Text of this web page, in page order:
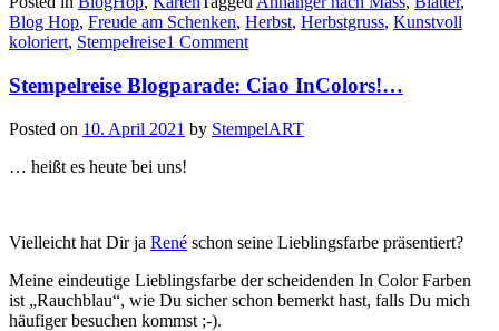
August
–
neue
Minikatalog…“
Blog Hop, Freude am Schenken, Herbst, Herbstgruss, Kunstvoll
koloriert, Stempelreise1 Comment
Stempelreise Blogparade: Ciao InColors!…
Posted on 10. April 2021 by StempelART
… heißt es heute bei uns!
Vielleicht hat Dir ja René schon seine Lieblingsfarbe präsentiert?
Meine eindeutige Lieblingsfarbe der scheidenden In Color Farben
ist „Rauchblau“, wie Du sicher schon bemerkt hast, falls Du mich
häufiger besuchen kommst ;-).